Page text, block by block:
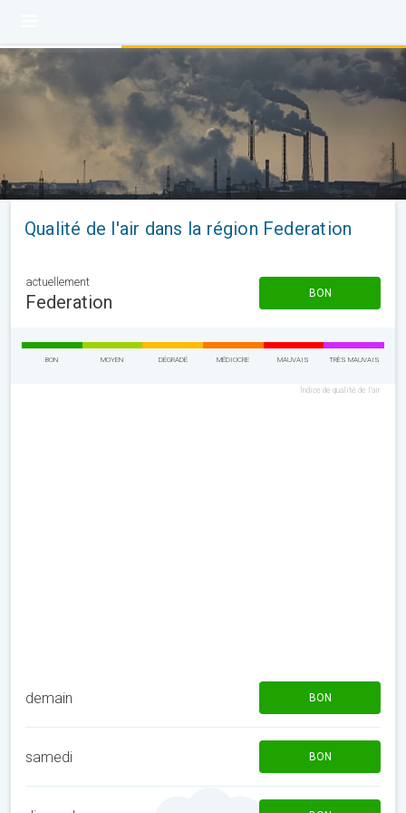
Qualité de l'air dans la région Federation
actuellement
Federation BON
BON MOYEN DÉGRADÉ MÉDIOCRE MAUVAIS TRÈS MAUVAIS
Indice de qualité de l'air
demain BON
samedi BON